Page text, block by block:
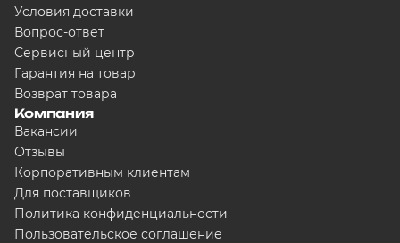
Условия доставки
Вопрос-ответ
Сервисный центр
Гарантия на товар
Возврат товара
Компания
Вакансии
Отзывы
Корпоративным клиентам
Для поставщиков
Политика конфиденциальности
Пользовательское соглашение